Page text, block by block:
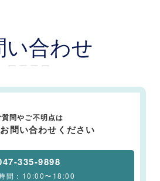
い合わせ
ー ー ー ー
質問やご不明点は
問い合わせください
335-9898
間：10:00〜18:00